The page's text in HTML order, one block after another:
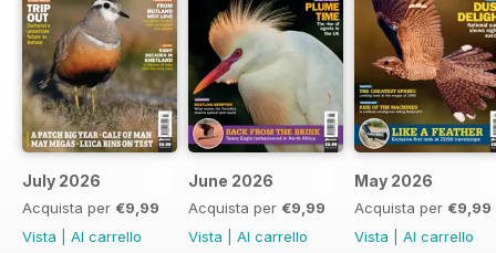
July 2026
Acquista per €9,99
Vista
Al carrello
June 2026
Acquista per €9,99
Vista
Al carrello
May 2026
Acquista per €9,99
Vista
Al carrello